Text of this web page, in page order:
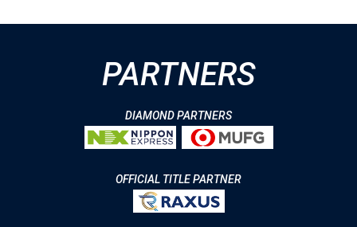
PARTNERS
DIAMOND PARTNERS
OFFICIAL TITLE PARTNER